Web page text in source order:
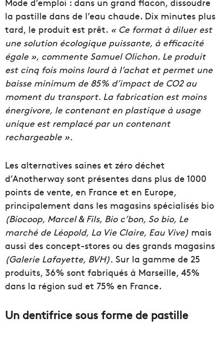
la pastille dans de l’eau chaude. Dix minutes plus
tard, le produit est prêt. « Ce format à diluer est
une solution écologique puissante, à efficacité
égale », commente Samuel Olichon. Le produit
est cinq fois moins lourd à l’achat et permet une
baisse minimum de 85% d’impact de CO2 au
moment du transport. La fabrication est moins
énergivore, le contenant en plastique à usage
unique est remplacé par un contenant
rechargeable ».
Les alternatives saines et zéro déchet
d’Anotherway sont présentes dans plus de 1000
points de vente, en France et en Europe,
principalement dans les magasins spécialisés bio
(Biocoop, Marcel & Fils, Bio c’bon, So bio, Le
marché de Léopold, La Vie Claire, Eau Vive) mais
aussi des concept-stores ou des grands magasins
(Galerie Lafayette, BVH). Sur la gamme de 25
produits, 36% sont fabriqués à Marseille, 45%
dans la région sud et 75% en France.
Un dentifrice sous forme de pastille